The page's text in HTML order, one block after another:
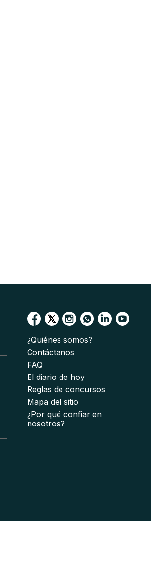
¿Quiénes somos?
Contáctanos
FAQ
El diario de hoy
Reglas de concursos
Mapa del sitio
¿Por qué confiar en
nosotros?